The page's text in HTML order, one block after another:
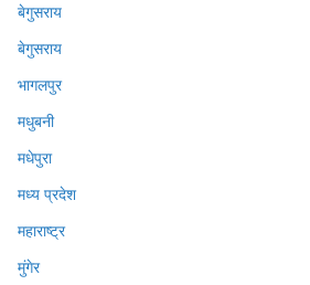
बेगुसराय
बेगुसराय
भागलपुर
मधुबनी
मधेपुरा
मध्य प्रदेश
महाराष्ट्र
मुंगेर